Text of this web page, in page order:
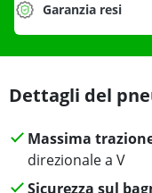
Garanzia resi
Dettagli del
Massima
direzionale a V
Sicurezza sul